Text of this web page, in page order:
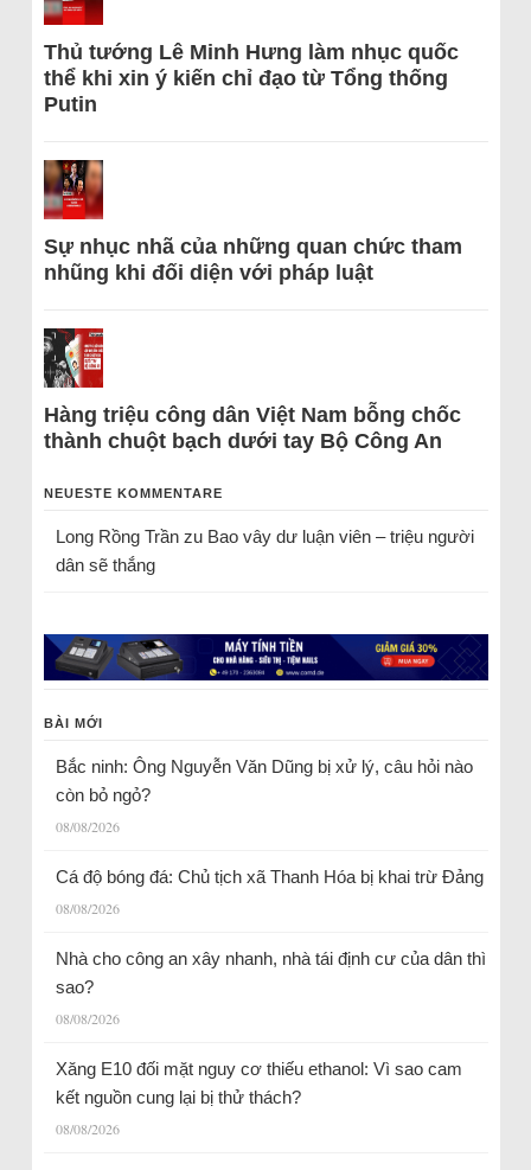
Thủ tướng Lê Minh Hưng làm nhục quốc
thể khi xin ý kiến chỉ đạo từ Tổng thống
Putin
Sự nhục nhã của những quan chức tham
nhũng khi đối diện với pháp luật
Hàng triệu công dân Việt Nam bỗng chốc
thành chuột bạch dưới tay Bộ Công An
NEUESTE KOMMENTARE
Long Rồng Trầnzu Bao vây dư luận viên – triệu người
dân sẽ thắng
BÀI MỚI
Bắc ninh: Ông Nguyễn Văn Dũng bị xử lý, câu hỏi nào
còn bỏ ngỏ?
08/08/2026
Cá độ bóng đá: Chủ tịch xã Thanh Hóa bị khai trừ Đảng
08/08/2026
Nhà cho công an xây nhanh, nhà tái định cư của dân thì
sao?
08/08/2026
Xăng E10 đối mặt nguy cơ thiếu ethanol: Vì sao cam
kết nguồn cung lại bị thử thách?
08/08/2026